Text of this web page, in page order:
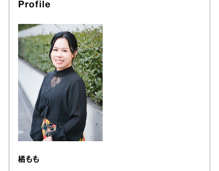
Profile
橘もも